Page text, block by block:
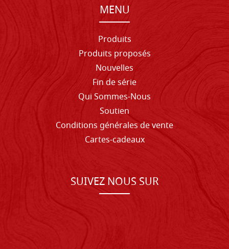
MENU
Produits
Produits proposés
Nouvelles
Fin de série
Qui Sommes-Nous
Soutien
Conditions générales de vente
Cartes-cadeaux
SUIVEZ NOUS SUR